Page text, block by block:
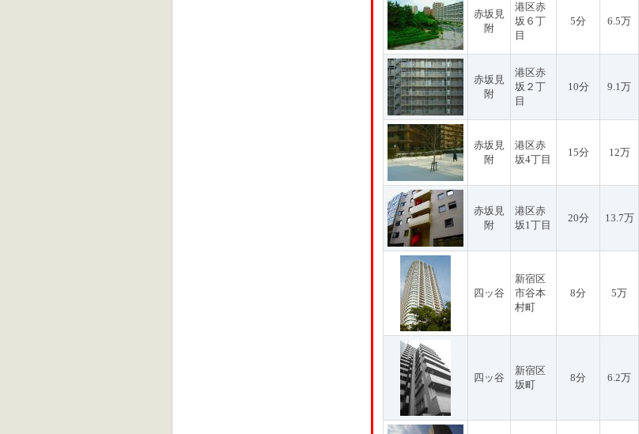
赤坂見
附
港区赤
坂６丁
目
5分 6.5万
赤坂見
附
港区赤
坂２丁
目
10分 9.1万
赤坂見
附
港区赤
坂4丁目
15分 12万
赤坂見
附
港区赤
坂1丁目
20分 13.7万
四ッ谷
新宿区
市谷本
村町
8分 5万
四ッ谷
新宿区
坂町
8分 6.2万